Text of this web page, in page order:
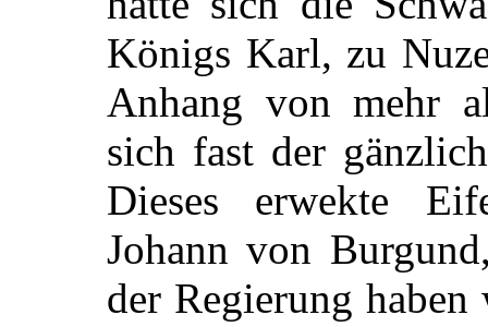
Königs Karl, zu
Anhang von mehr
sich fast der
Dieses erwekte
Johann von
der Regierung